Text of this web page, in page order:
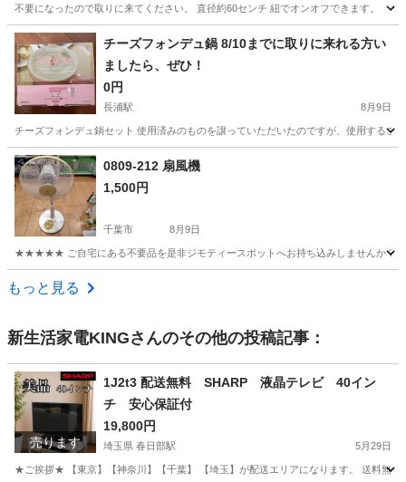
不要になったので取りに来てください。 直径約60センチ 紐でオンオフできます。
千葉 松戸市 松戸駅
チーズフォンデュ鍋 8/10までに取りに来れる方い
ましたら、ぜひ！
0円
長浦駅 8月9日
チーズフォンデュ鍋セット 使用済みのものを譲っていただいたのですが、使用するこ
千葉 袖ケ浦市 キッチン家電
0809-212 扇風機
1,500円
千葉市 8月9日
★★★★★ ご自宅にある不要品を是非ジモティースポットへお持ち込みしませんか？
千葉 千葉市
もっと見る
新生活家電KINGさんのその他の投稿記事：
売ります
1J2t3 配送無料 SHARP 液晶テレビ 40イン
チ 安心保証付
19,800円
埼玉県 春日部駅 5月29日
★ご挨拶★ 【東京】【神奈川】【千葉】 【埼玉】が配送エリアになります。 送料無